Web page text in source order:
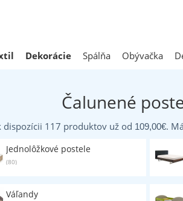
Dekorácie Spálňa Obývačka
Čalunené
dispozícii 117 produktov už od 109,00€.
Jednolôžkové postele
(80)
Váľandy